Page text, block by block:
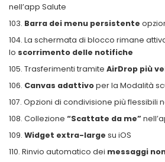
nell’app Salute
Barra dei menu persistente
La schermata di blocco rimane
lo scorrimento delle notifiche
Trasferimenti tramite AirDrop più
Canvas adattivoper la Modalità
Opzioni di condivisione più flessibili
Collezione “Scattate da me”
Widget extra-large su iOS
Rinvio automatico dei messaggi